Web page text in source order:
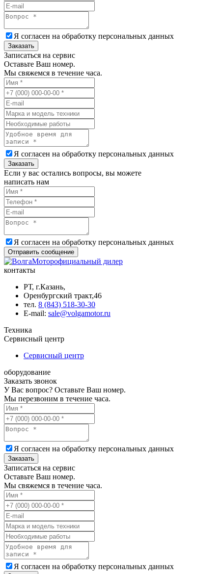
Я согласен на обработку персональных данных
Заказать
Записаться на сервис
Оставьте Ваш номер.
Мы свяжемся в течение часа.
Я согласен на обработку персональных данных
Заказать
Если у вас остались вопросы, вы можете
написать нам
Я согласен на обработку персональных данных
Отправить сообщение
официальный дилер
контакты
РТ, г.Казань,
Оренбургский тракт,46
тел. 8 (843) 518-30-30
Е-mail: sale@volgamotor.ru
Техника
Сервисный центр
Сервисный центр
оборудование
Заказать звонок
У Вас вопрос? Оставьте Ваш номер.
Мы перезвоним в течение часа.
Я согласен на обработку персональных данных
Заказать
Записаться на сервис
Оставьте Ваш номер.
Мы свяжемся в течение часа.
Я согласен на обработку персональных данных